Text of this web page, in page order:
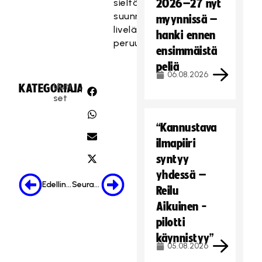
sieltä
suunnitellun
livelähetyksen
peruuntumista.
KATEGORIA:
Uuti
set
JAA:
Edellinen Seuraava
2026–27 nyt
myynnissä –
hanki ennen
ensimmäistä
peliä
06.08.2026
“Kannustava
ilmapiiri
syntyy
yhdessä –
Reilu
Aikuinen -
pilotti
käynnistyy”
05.08.2026